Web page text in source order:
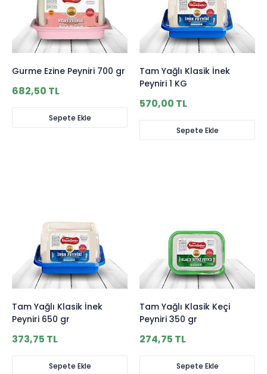
Gurme Ezine Peyniri 700 gr
682,50 TL
Sepete Ekle
Tam Yağlı Klasik İnek
Peyniri 1 KG
570,00 TL
Sepete Ekle
Tam Yağlı Klasik İnek
Peyniri 650 gr
373,75 TL
Sepete Ekle
Tam Yağlı Klasik Keçi
Peyniri 350 gr
274,75 TL
Sepete Ekle